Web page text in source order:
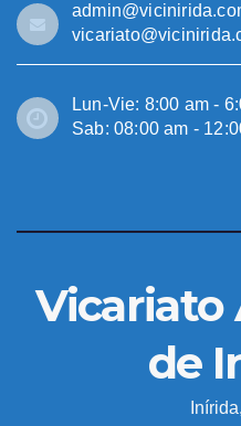
Lun-Vie: 8:00 am -
Sab: 08:00 am -
Vicariato
de